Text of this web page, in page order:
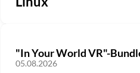
"In Your World VR"-
05.08.2026